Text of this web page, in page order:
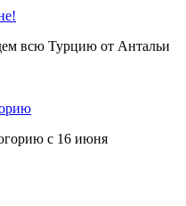
всю Турцию от Антальи
с 16 июня